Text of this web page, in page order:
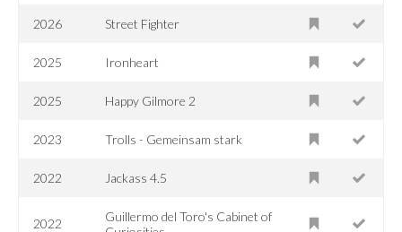
2026 Street Fighter
2025 Ironheart
2025 Happy Gilmore 2
2023 Trolls - Gemeinsam stark
2022 Jackass 4.5
2022
Guillermo del Toro's Cabinet of